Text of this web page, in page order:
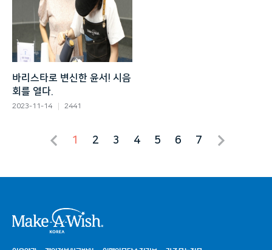
바리스타로 변신한 윤서! 시음
회를 열다.
2023-11-14 2441
1 2 3 4 5 6 7